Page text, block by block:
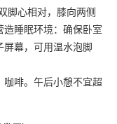
脚心相对，膝向两侧
睡眠环境：确保卧室
幕，可用温水泡脚
啡。午后小憩不宜超